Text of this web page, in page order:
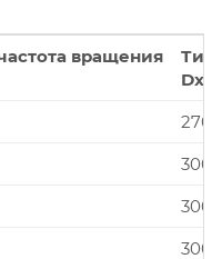
вращения